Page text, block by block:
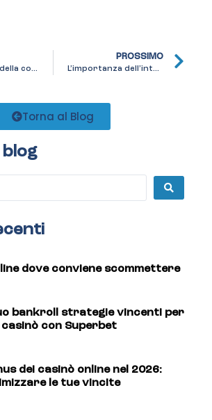
L’importanza della consulenza per il futuro dell’imprenditoria italiana, degli imprenditori e dei dipendenti/collaboratori
PROSSIMO
L’importanza dell’intelligenza artificiale per le micro e piccole imprese
Torna al Blog
dove conviene scommettere
bankroll strategie vincenti per
con Superbet
dei casinò online nel 2026:
le tue vincite